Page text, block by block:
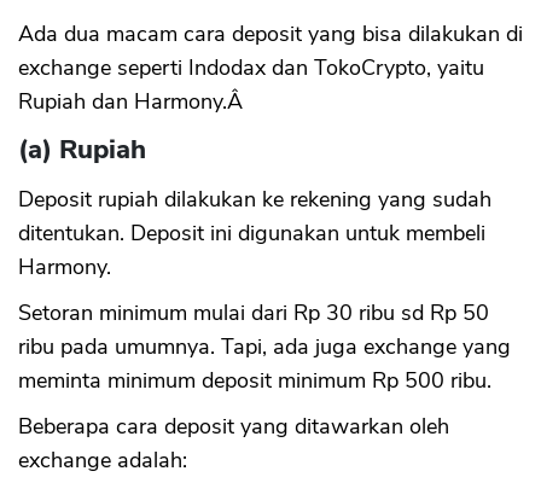
Ada dua macam cara deposit yang bisa dilakukan di
exchange seperti Indodax dan TokoCrypto, yaitu
Rupiah dan Harmony.Â
(a) Rupiah
Deposit rupiah dilakukan ke rekening yang sudah
ditentukan. Deposit ini digunakan untuk membeli
Harmony.
Setoran minimum mulai dari Rp 30 ribu sd Rp 50
ribu pada umumnya. Tapi, ada juga exchange yang
meminta minimum deposit minimum Rp 500 ribu.
Beberapa cara deposit yang ditawarkan oleh
exchange adalah: